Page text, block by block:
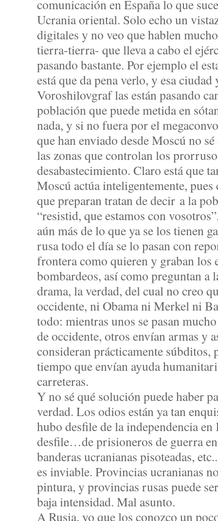
comunicación en España lo que
Ucrania oriental. Solo echo un
digitales y no veo que hablen
tierra-tierra- que lleva a cabo el
pasando bastante. Por ejemplo el
está que da pena verlo, y esa
Voroshilovgraf las están pasando
población que puede metida en
nada, y si no fuera por el
que han enviado desde Moscú no
las zonas que controlan los
desabastecimiento. Claro está que
Moscú actúa inteligentemente,
que preparan tratan de decir a la
“resistid, que estamos con
aún más de lo que ya se los tienen
rusa todo el día se lo pasan con
frontera como quieren y graban los
bombardeos, así como preguntan a
drama, la verdad, del cual no creo
occidente, ni Obama ni Merkel ni
todo: mientras unos se pasan
de occidente, otros envían armas y
consideran prácticamente súbditos,
tiempo que envían ayuda
carreteras.
Y no sé qué solución puede haber
verdad. Los odios están ya tan
hubo desfile de la independencia
desfile…de prisioneros de guerra
banderas ucranianas pisoteadas,
es inviable. Provincias ucranianas
pintura, y provincias rusas puede
baja intensidad. Mal asunto.
A Rusia, yo que los conozco un